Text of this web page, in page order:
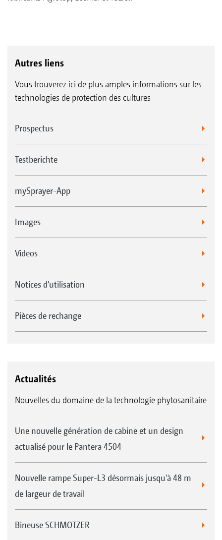
Autres liens
Vous trouverez ici de plus amples informations sur les
technologies de protection des cultures
Prospectus
Testberichte
mySprayer-App
Images
Videos
Notices d'utilisation
Pièces de rechange
Actualités
Nouvelles du domaine de la technologie phytosanitaire
Une nouvelle génération de cabine et un design
actualisé pour le Pantera 4504
Nouvelle rampe Super-L3 désormais jusqu'à 48 m
de largeur de travail
Bineuse SCHMOTZER